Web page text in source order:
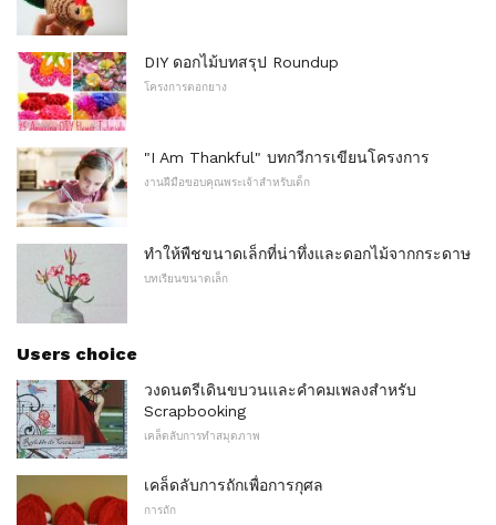
DIY ดอกไม้บทสรุป Roundup
โครงการตอกยาง
"I Am Thankful" บทกวีการเขียนโครงการ
งานฝีมือขอบคุณพระเจ้าสำหรับเด็ก
ทำให้พืชขนาดเล็กที่น่าทึ่งและดอกไม้จากกระดาษ
บทเรียนขนาดเล็ก
Users choice
วงดนตรีเดินขบวนและคำคมเพลงสำหรับ
Scrapbooking
เคล็ดลับการทำสมุดภาพ
เคล็ดลับการถักเพื่อการกุศล
การถัก